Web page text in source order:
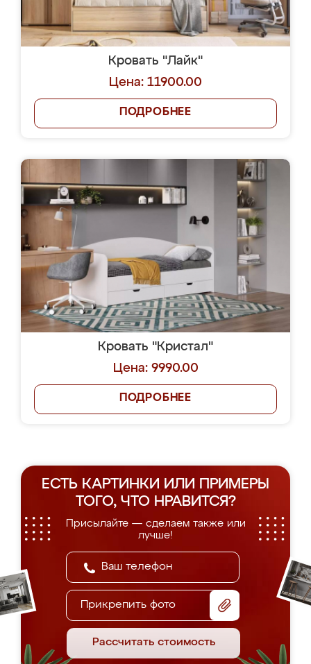
Кровать "Лайк"
Цена: 11900.00
ПОДРОБНЕЕ
Кровать "Кристал"
Цена: 9990.00
ПОДРОБНЕЕ
ЕСТЬ КАРТИНКИ ИЛИ ПРИМЕРЫ
ТОГО, ЧТО НРАВИТСЯ?
Присылайте — сделаем также или
лучше!
Прикрепить фото
Рассчитать стоимость